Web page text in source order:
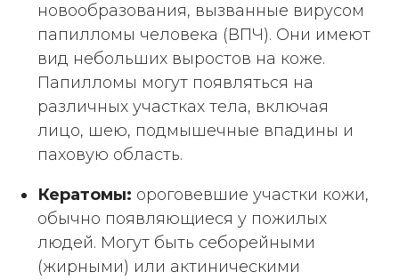
новообразования, вызванные вирусом
папилломы человека (ВПЧ). Они имеют
вид небольших выростов на коже.
Папилломы могут появляться на
различных участках тела, включая
лицо, шею, подмышечные впадины и
паховую область.
Кератомы: ороговевшие участки кожи,
обычно появляющиеся у пожилых
людей. Могут быть себорейными
(жирными) или актиническими